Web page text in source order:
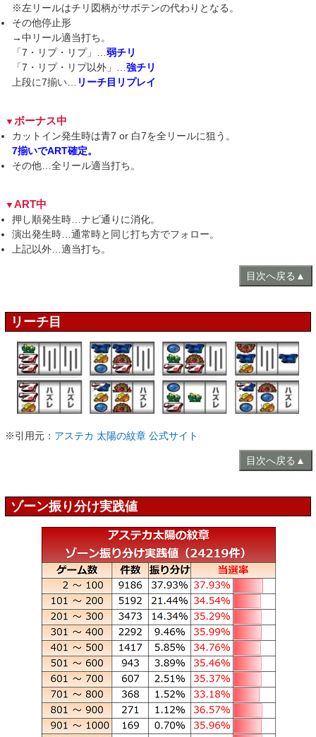
※左リールはチリ図柄がサボテンの代わりとなる。
その他停止形
→中リール適当打ち。
「7・リプ・リプ」…弱チリ
「7・リプ・リプ以外」…強チリ
上段に7揃い… リーチ目リプレイ
ボーナス中
カットイン発生時は青7 or 白7を全リールに狙う。
7揃いでART確定。
その他…全リール適当打ち。
ART中
押し順発生時…ナビ通りに消化。
演出発生時…通常時と同じ打ち方でフォロー。
上記以外…適当打ち。
目次へ戻る▲
リーチ目
※引用元： アステカ 太陽の紋章 公式サイト
目次へ戻る▲
ゾーン振り分け実践値